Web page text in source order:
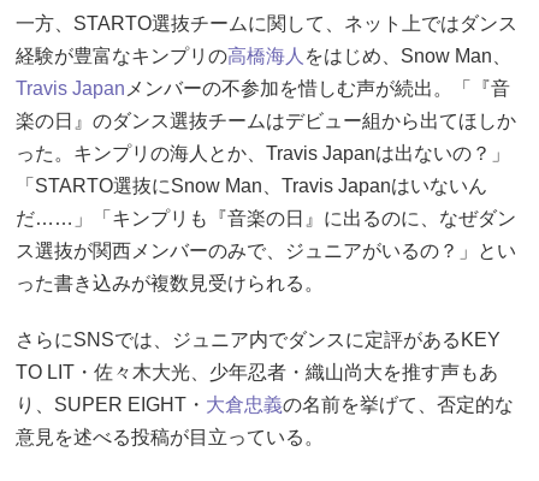
一方、STARTO選抜チームに関して、ネット上ではダンス
経験が豊富なキンプリの高橋海人 をはじめ、Snow Man、
Travis Japan メンバーの不参加を惜しむ声が続出。「『音
楽の日』のダンス選抜チームはデビュー組から出てほしか
った。キンプリの海人とか、Travis Japanは出ないの？」
「STARTO選抜にSnow Man、Travis Japanはいないん
だ……」「キンプリも『音楽の日』に出るのに、なぜダン
ス選抜が関西メンバーのみで、ジュニアがいるの？」とい
った書き込みが複数見受けられる。
さらにSNSでは、ジュニア内でダンスに定評があるKEY
TO LIT・佐々木大光、少年忍者・織山尚大を推す声もあ
り、SUPER EIGHT・ 大倉忠義の名前を挙げて、否定的な
意見を述べる投稿が目立っている。